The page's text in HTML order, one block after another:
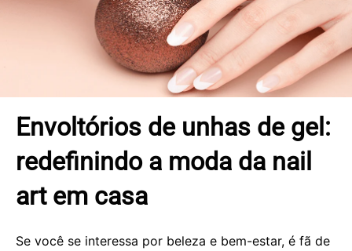
Envoltórios de unhas de gel:
redefinindo a moda da nail
art em casa
Se você se interessa por beleza e bem-estar, é fã de